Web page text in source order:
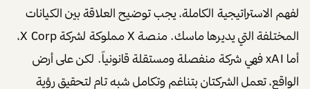
لفهم الاستراتيجية الكاملة، يجب توضيح العلاقة بين الكيانات
المختلفة التي يديرها ماسك. منصة X مملوكة لشركة X Corp،
أما xAI فهي شركة منفصلة ومستقلة قانونياً. لكن على أرض
الواقع، تعمل الشركتان بتناغم وتكامل شبه تام لتحقيق رؤية